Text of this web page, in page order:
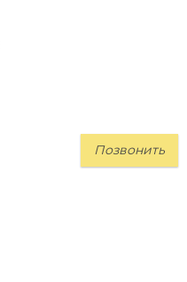
Позвонить